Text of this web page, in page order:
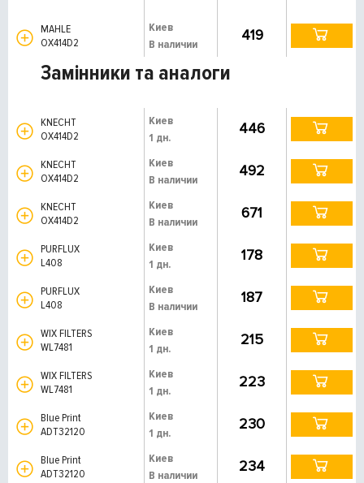
MAHLE
OX414D2
Киев
В наличии
419
Замінники та аналоги
KNECHT
OX414D2
Киев
1 дн.
446
KNECHT
OX414D2
Киев
В наличии
492
KNECHT
OX414D2
Киев
В наличии
671
PURFLUX
L408
Киев
1 дн.
178
PURFLUX
L408
Киев
В наличии
187
WIX FILTERS
WL7481
Киев
1 дн.
215
WIX FILTERS
WL7481
Киев
1 дн.
223
Blue Print
ADT32120
Киев
1 дн.
230
Blue Print
ADT32120
Киев
В наличии
234